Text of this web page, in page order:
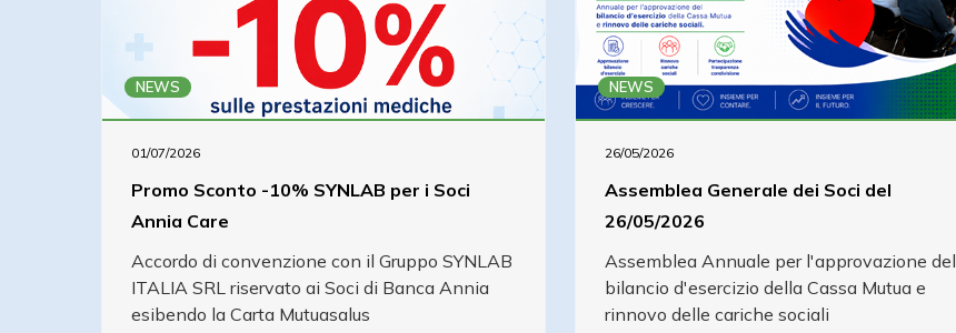
NEWS
01/07/2026
Promo Sconto -10% SYNLAB per i Soci
Annia Care
Accordo di convenzione con il Gruppo SYNLAB
ITALIA SRL riservato ai Soci di Banca Annia
esibendo la Carta Mutuasalus
NEWS
26/05/2026
Assemblea Generale dei Soci del
26/05/2026
Assemblea Annuale per l'approvazione del
bilancio d'esercizio della Cassa Mutua e
rinnovo delle cariche sociali